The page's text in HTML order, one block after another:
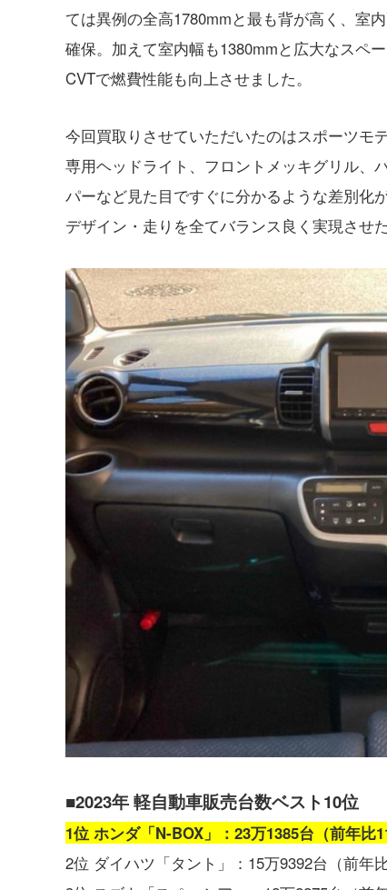
ては異例の全高1780mmと最も背が高く、室
確保。加えて室内幅も1380mmと広大なスペ
CVTで燃費性能も向上させました。
今回買取りさせていただいたのはスポーツモ
専用ヘッドライト、フロントメッキグリル、
パーなど見た目ですぐに分かるような差別化
デザイン・走りを全てバランス良く実現させ
■2023年 軽自動車販売台数ベスト10位
1位 ホンダ「N-BOX」：23万1385台（前年比
2位 ダイハツ「タント」：15万9392台（前年比